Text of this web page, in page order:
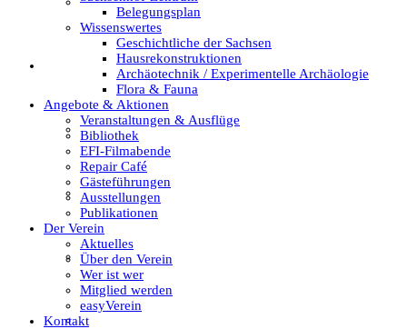
Sachsenhof
Über den Sachsenhof
Aktuelles vom Sachsenhof
Besichtigung & Führungen
Aktionen & Veranstaltungen
Belegungsplan
Wissenswertes
Geschichtliche der Sachsen
Hausrekonstruktionen
Archäotechnik / Experimentelle Archäologie
Flora & Fauna
Angebote & Aktionen
Veranstaltungen & Ausflüge
Bibliothek
EFI-Filmabende
Repair Café
Gästeführungen
Ausstellungen
Publikationen
Der Verein
Aktuelles
Über den Verein
Wer ist wer
Mitglied werden
easyVerein
Kontakt